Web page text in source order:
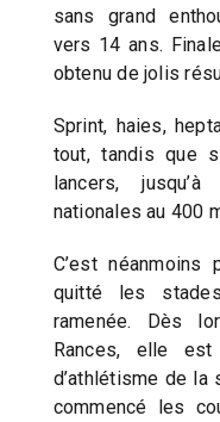
sans grand
vers 14 ans.
obtenu de jolis
Sprint, haies,
tout, tandis que
lancers,
nationales au 400
C’est néanmoins
quitté les
ramenée. Dès
Rances, elle
d’athlétisme de
commencé les